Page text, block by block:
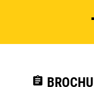
assignment